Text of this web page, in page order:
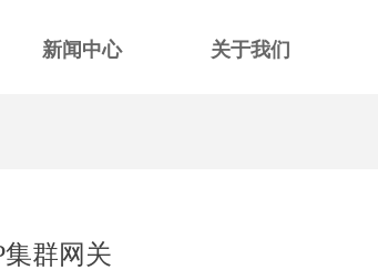
新闻中心 关于我们
群网关